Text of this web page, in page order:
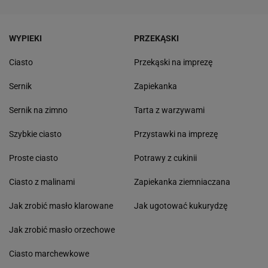
WYPIEKI
Ciasto
Sernik
Sernik na zimno
Szybkie ciasto
Proste ciasto
Ciasto z malinami
Jak zrobić masło klarowane
Jak zrobić masło orzechowe
Ciasto marchewkowe
PRZEKĄSKI
Przekąski na imprezę
Zapiekanka
Tarta z warzywami
Przystawki na imprezę
Potrawy z cukinii
Zapiekanka ziemniaczana
Jak ugotować kukurydzę